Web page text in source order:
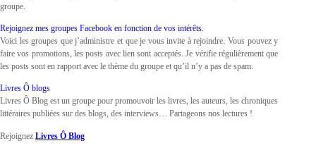
groupe.
Rejoignez mes groupes Facebook en fonction de vos intérêts.
Voici les groupes que j’administre et que je vous invite à rejoindre. Vous pouvez y
faire vos promotions, les posts avec lien sont acceptés. Je vérifie régulièrement que
les posts sont en rapport avec le thème du groupe et qu’il n’y a pas de spam.
Livres Ô blogs
Livres Ô Blog est un groupe pour promouvoir les livres, les auteurs, les chroniques
littéraires publiées sur des blogs, des interviews… Partageons nos lectures !
Rejoignez Livres Ô Blog